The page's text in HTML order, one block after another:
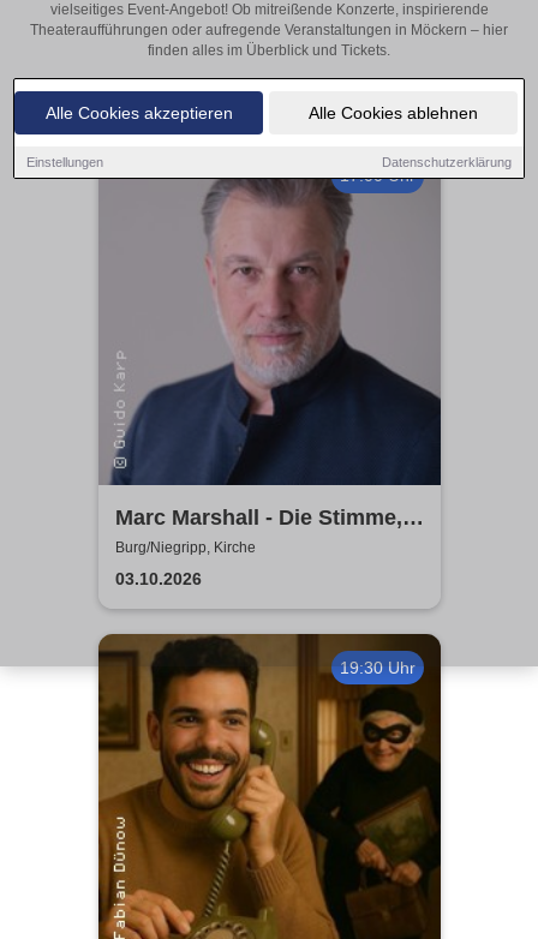
Alle Cookies akzeptieren Alle Cookies ablehnen
Einstellungen Datenschutzerklärung
vielseitiges Event-Angebot! Ob mitreißende Konzerte, inspirierende
Theateraufführungen oder aufregende Veranstaltungen in Möckern – hier
finden alles im Überblick und Tickets.
17:00 Uhr
Marc Marshall - Die Stimme,
die berührt - Live 2026
Burg/Niegripp, Kirche
03.10.2026
19:30 Uhr